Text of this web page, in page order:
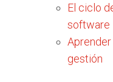
El ciclo
software
gestión